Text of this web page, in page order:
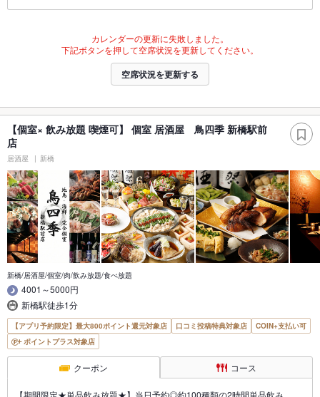
カレンダーの更新に失敗しました。
下記ボタンを押して空席状況を更新してください。
空席状況を更新する
【個室× 飲み放題 喫煙可】 個室 居酒屋 鳥四季 新橋駅前
店
居酒屋 新橋
新橋/居酒屋/個室/肉/飲み放題/食べ放題
4001～5000円
新橋駅徒歩1分
【アプリ予約限定】最大800ポイント還元対象店 口コミ投稿特典対象店
COIN+支払い可
ポイントプラス対象店
クーポン コース
【期間限定★単品飲み放題★】当日予約◎約100種類の2時間単品飲み